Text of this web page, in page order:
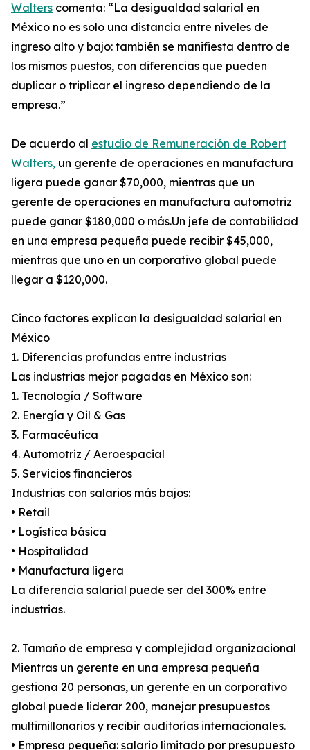
Walters comenta: “La desigualdad salarial en
México no es solo una distancia entre niveles de
ingreso alto y bajo: también se manifiesta dentro de
los mismos puestos, con diferencias que pueden
duplicar o triplicar el ingreso dependiendo de la
empresa.”
De acuerdo al estudio de Remuneración de Robert
Walters, un gerente de operaciones en manufactura
ligera puede ganar $70,000, mientras que un
gerente de operaciones en manufactura automotriz
puede ganar $180,000 o más.Un jefe de contabilidad
en una empresa pequeña puede recibir $45,000,
mientras que uno en un corporativo global puede
llegar a $120,000.
Cinco factores explican la desigualdad salarial en
México
1. Diferencias profundas entre industrias
Las industrias mejor pagadas en México son:
1. Tecnología / Software
2. Energía y Oil & Gas
3. Farmacéutica
4. Automotriz / Aeroespacial
5. Servicios financieros
Industrias con salarios más bajos:
• Retail
• Logística básica
• Hospitalidad
• Manufactura ligera
La diferencia salarial puede ser del 300% entre
industrias.
2. Tamaño de empresa y complejidad organizacional
Mientras un gerente en una empresa pequeña
gestiona 20 personas, un gerente en un corporativo
global puede liderar 200, manejar presupuestos
multimillonarios y recibir auditorías internacionales.
• Empresa pequeña: salario limitado por presupuesto